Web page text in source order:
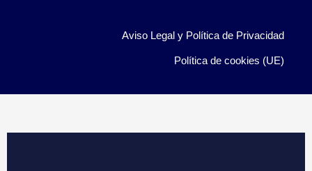
Aviso Legal y Política de Privacidad
Política de cookies (UE)